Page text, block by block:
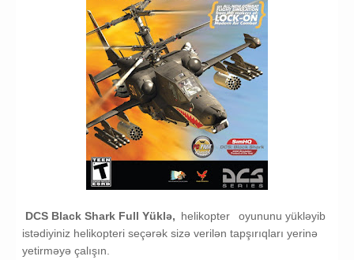
DCS Black Shark Full Yüklə, helikopter
oyununu yükləyib
istədiyiniz helikopteri seçərək sizə verilən tapşırıqları yerinə
yetirməyə çalışın.